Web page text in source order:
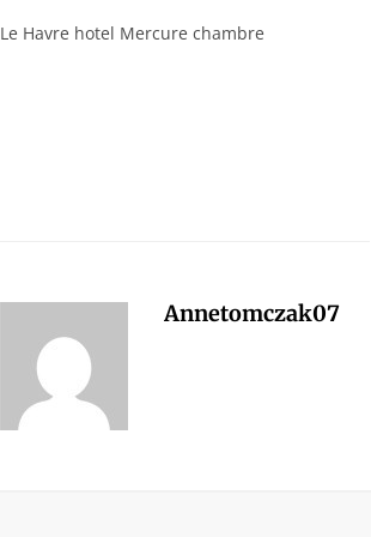
Le Havre hotel Mercure chambre
Annetomczak07